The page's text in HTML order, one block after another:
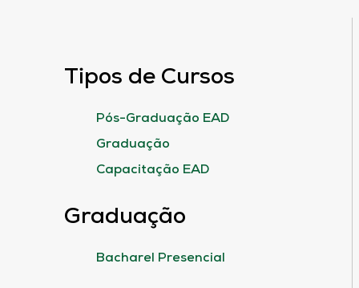
Tipos de Cursos
Pós-Graduação EAD
Graduação
Capacitação EAD
Graduação
Bacharel Presencial